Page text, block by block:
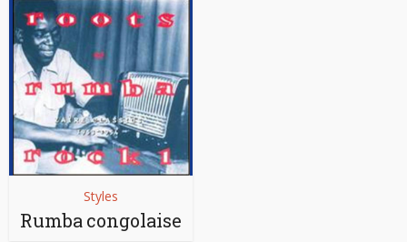
Styles
Rumba congolaise